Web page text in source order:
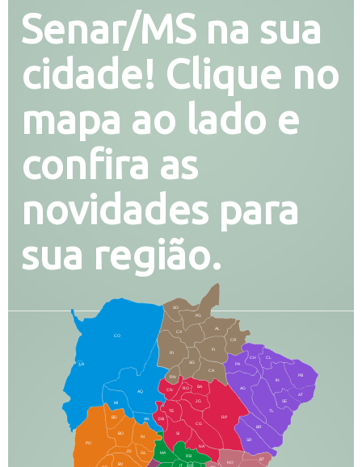
Senar/MS na sua
cidade! Clique no
mapa ao lado e
confira as
novidades para
sua região.
CO
AQ
MI
AN
CX
RI
AL
CR
FI
SG
BA
CA
PA
CH CL
PB
SE
TL
AG
BR
SR
BT
RP
RO
JG
CG
SI
NA
RB
MA
IT
DR
BD
BO
NI
JD
PO
BV
DB
TE
IN
NO
RN
CN
GL
AT
PG
SO
LA